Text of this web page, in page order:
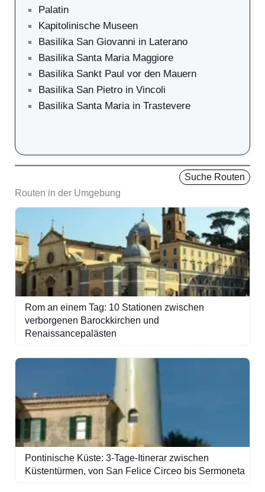
Palatin
Kapitolinische Museen
Basilika San Giovanni in Laterano
Basilika Santa Maria Maggiore
Basilika Sankt Paul vor den Mauern
Basilika San Pietro in Vincoli
Basilika Santa Maria in Trastevere
Routen in der Umgebung
Suche Routen
Rom an einem Tag: 10 Stationen zwischen
verborgenen Barockkirchen und
Renaissancepalästen
Pontinische Küste: 3-Tage-Itinerar zwischen
Küstentürmen, von San Felice Circeo bis Sermoneta